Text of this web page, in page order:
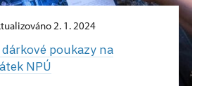
2. 1. 2024
poukazy na
NPÚ